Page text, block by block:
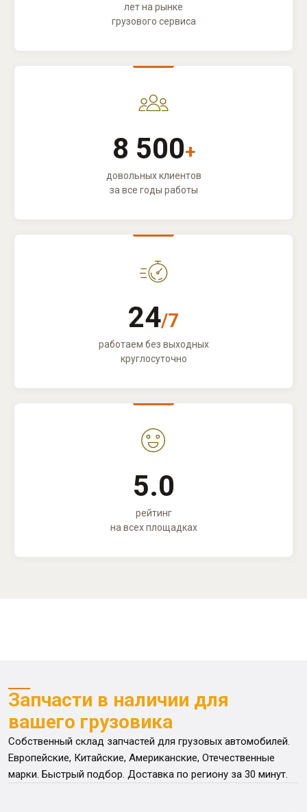
лет на рынке
грузового сервиса
8 500+
довольных клиентов
за все годы работы
24/7
работаем без выходных
круглосуточно
5.0
рейтинг
на всех площадках
Запчасти в наличии для
вашего грузовика
Собственный склад запчастей для грузовых автомобилей.
Европейские, Китайские, Американские, Отечественные
марки. Быстрый подбор. Доставка по региону за 30 минут.